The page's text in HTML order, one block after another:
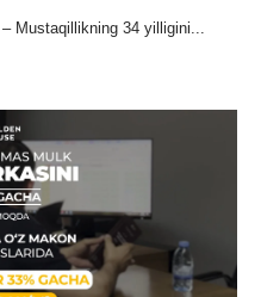
Mustaqillikning 34 yilligini...